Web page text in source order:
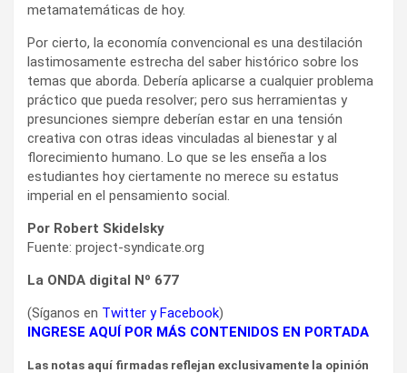
metamatemáticas de hoy.
Por cierto, la economía convencional es una destilación
lastimosamente estrecha del saber histórico sobre los
temas que aborda. Debería aplicarse a cualquier problema
práctico que pueda resolver; pero sus herramientas y
presunciones siempre deberían estar en una tensión
creativa con otras ideas vinculadas al bienestar y al
florecimiento humano. Lo que se les enseña a los
estudiantes hoy ciertamente no merece su estatus
imperial en el pensamiento social.
Por Robert Skidelsky
Fuente: project-syndicate.org
La ONDA digital Nº 677
(Síganos en Twitter yFacebook)
INGRESE AQUÍ POR MÁS CONTENIDOS EN PORTADA
Las notas aquí firmadas reflejan exclusivamente la opinión